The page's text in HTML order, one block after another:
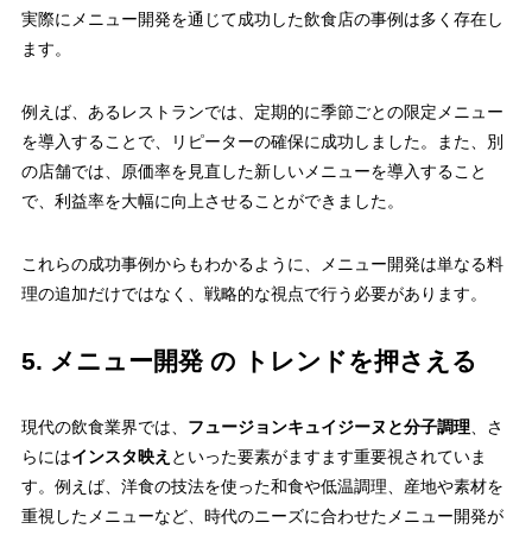
実際にメニュー開発を通じて成功した飲食店の事例は多く存在し
ます。
例えば、あるレストランでは、定期的に季節ごとの限定メニュー
を導入することで、リピーターの確保に成功しました。また、別
の店舗では、原価率を見直した新しいメニューを導入すること
で、利益率を大幅に向上させることができました。
これらの成功事例からもわかるように、メニュー開発は単なる料
理の追加だけではなく、戦略的な視点で行う必要があります。
5. メニュー開発 の トレンドを押さえる
現代の飲食業界では、 フュージョンキュイジーヌと分子調理、さ
らにはインスタ映え といった要素がますます重要視されていま
す。例えば、洋食の技法を使った和食や低温調理、産地や素材を
重視したメニューなど、時代のニーズに合わせたメニュー開発が